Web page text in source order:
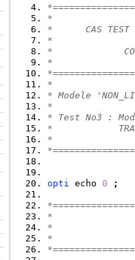
*
*      CAS TEST
*
*
*
*
* Modele
*
* Test No3 :
*
*
opti echo 0 ;
*
*
*